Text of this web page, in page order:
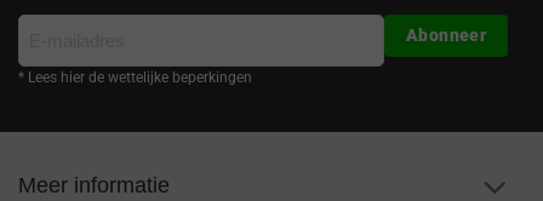
mailadres
* Lees hier de wettelijke beperkingen
Abonneer
Meer informatie